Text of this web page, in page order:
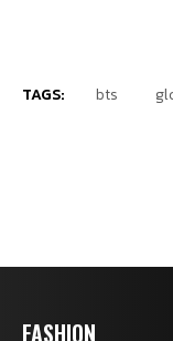
FASHION